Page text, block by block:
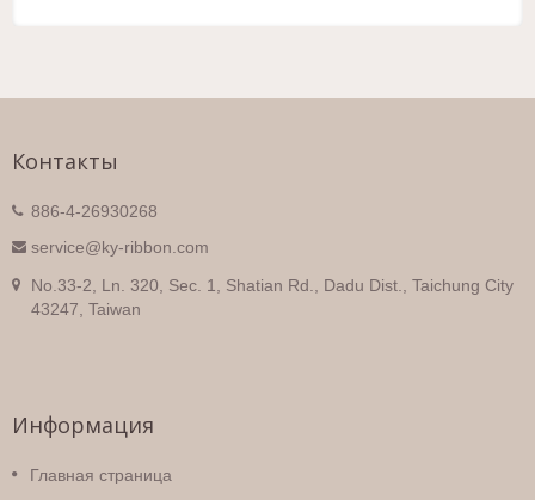
Контакты
886-4-26930268
service@ky-ribbon.com
No.33-2, Ln. 320, Sec. 1, Shatian Rd., Dadu Dist., Taichung City
43247, Taiwan
Информация
Главная страница